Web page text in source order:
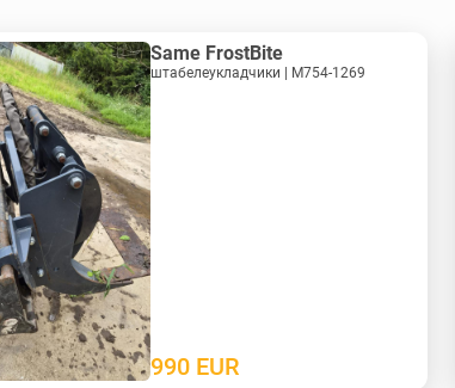
Same FrostBite
штабелеукладчики | M754-1269
990 EUR